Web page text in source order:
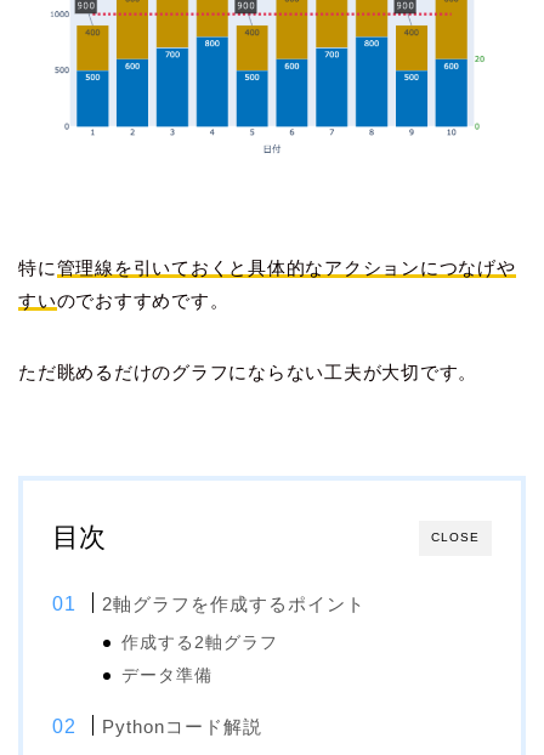
特に管理線を引いておくと具体的なアクションにつなげや
すいのでおすすめです。
ただ眺めるだけのグラフにならない工夫が大切です。
CLOSE
目次
2軸グラフを作成するポイント
作成する2軸グラフ
データ準備
Pythonコード解説